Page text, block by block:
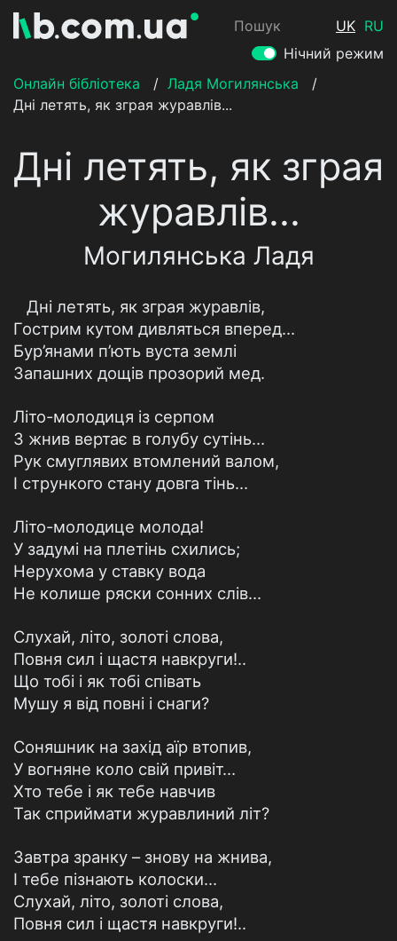
Пошук UK RU
Нічний режим
Онлайн бібліотека
/ Ладя Могилянська
/
Дні летять, як зграя журавлів...
Дні летять, як зграя
журавлів...
Могилянська Ладя
Дні летять, як зграя журавлів,
Гострим кутом дивляться вперед…
Бур’янами п’ють вуста землі
Запашних дощів прозорий мед.
Літо-молодиця із серпом
З жнив вертає в голубу сутінь…
Рук смуглявих втомлений валом,
І стрункого стану довга тінь…
Літо-молодице молода!
У задумі на плетінь схились;
Нерухома у ставку вода
Не колише ряски сонних слів…
Слухай, літо, золоті слова,
Повня сил і щастя навкруги!..
Що тобі і як тобі співать
Мушу я від повні і снаги?
Соняшник на захід аїр втопив,
У вогняне коло свій привіт…
Хто тебе і як тебе навчив
Так сприймати журавлиний літ?
Завтра зранку – знову на жнива,
І тебе пізнають колоски…
Слухай, літо, золоті слова,
Повня сил і щастя навкруги!..